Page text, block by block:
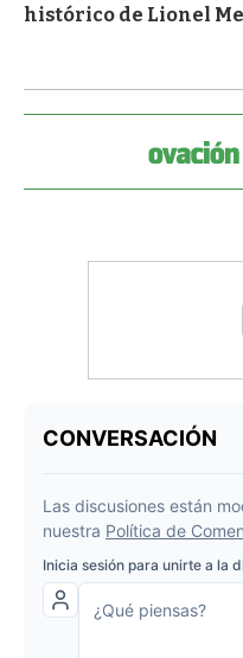
histórico de Lionel